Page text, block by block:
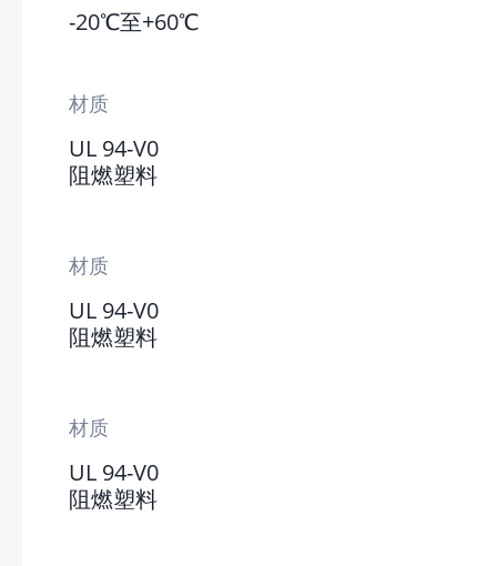
-20℃至+60℃
材质
UL 94-V0
阻燃塑料
材质
UL 94-V0
阻燃塑料
材质
UL 94-V0
阻燃塑料